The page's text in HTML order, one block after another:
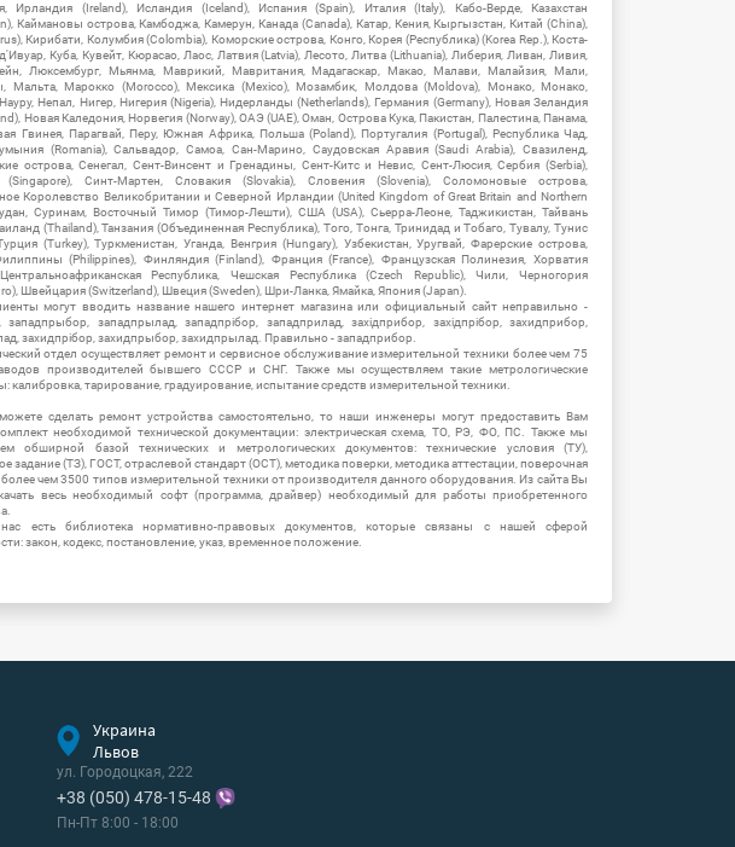
Ирландия (Ireland), Исландия (Iceland), Испания (Spain), Италия (Italy), Кабо-Верде, Казахстан
Каймановы острова, Камбоджа, Камерун, Канада (Canada), Катар, Кения, Кыргызстан, Китай (China),
Кирибати, Колумбия (Colombia), Коморские острова, Конго, Корея (Республика) (Korea Rep.), Коста-
Куба, Кувейт, Кюрасао, Лаос, Латвия (Latvia), Лесото, Литва (Lithuania), Либерия, Ливан, Ливия,
Люксембург, Мьянма, Маврикий, Мавритания, Мадагаскар, Макао, Малави, Малайзия, Мали,
Мальта, Марокко (Morocco), Мексика (Mexico), Мозамбик, Молдова (Moldova), Монако, Монако,
Непал, Нигер, Нигерия (Nigeria), Нидерланды (Netherlands), Германия (Germany), Новая Зеландия
Новая Каледония, Норвегия (Norway), ОАЭ (UAE), Оман, Острова Кука, Пакистан, Палестина, Панама,
Гвинея, Парагвай, Перу, Южная Африка, Польша (Poland), Португалия (Portugal), Республика Чад,
(Romania), Сальвадор, Самоа, Сан-Марино, Саудовская Аравия (Saudi Arabia), Свазиленд,
острова, Сенегал, Сент-Винсент и Гренадины, Сент-Китс и Невис, Сент-Люсия, Сербия (Serbia),
(Singapore), Синт-Мартен, Словакия (Slovakia), Словения (Slovenia), Соломоновые острова,
Королевство Великобритании и Северной Ирландии (United Kingdom of Great Britain and Northern
Суринам, Восточный Тимор (Тимор-Лешти), США (USA), Сьерра-Леоне, Таджикистан, Тайвань
(Thailand), Танзания (Объединенная Республика), Того, Тонга, Тринидад и Тобаго, Тувалу, Тунис
(Turkey), Туркменистан, Уганда, Венгрия (Hungary), Узбекистан, Уругвай, Фарерские острова,
(Philippines), Финляндия (Finland), Франция (France), Французская Полинезия, Хорватия
Республика, Чешская Республика (Czech Republic), Чили, Черногория
Швейцария (Switzerland), Швеция (Sweden), Шри-Ланка, Ямайка, Япония (Japan).
могут вводить название нашего интернет магазина или официальный сайт неправильно -
западпрыбор, западпрылад, западпрібор, западприлад, західприбор, західпрібор, захидприбор,
захидпрібор, захидпрыбор, захидпрылад. Правильно - западприбор.
отдел осуществляет ремонт и сервисное обслуживание измерительной техники более чем 75
производителей бывшего СССР и СНГ. Также мы осуществляем такие метрологические
калибровка, тарирование, градуирование, испытание средств измерительной техники.
сделать ремонт устройства самостоятельно, то наши инженеры могут предоставить Вам
необходимой технической документации: электрическая схема, ТО, РЭ, ФО, ПС. Также мы
обширной базой технических и метрологических документов: технические условия (ТУ),
задание (ТЗ), ГОСТ, отраслевой стандарт (ОСТ), методика поверки, методика аттестации, поверочная
чем 3500 типов измерительной техники от производителя данного оборудования. Из сайта Вы
весь необходимый софт (программа, драйвер) необходимый для работы приобретенного
есть библиотека нормативно-правовых документов, которые связаны с нашей сферой
закон, кодекс, постановление, указ, временное положение.
Украина
Львов
ул. Городоцкая, 222
+38 (050) 478-15-48
Пн-Пт 8:00 - 18:00